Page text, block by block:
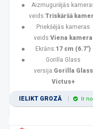
Aizmugurējās
veids:Trīskāršā
Priekšējās kameras
veids:Viena kamera
Ekrāns:17 cm (6.7")
Gorilla Glass
versija:Gorilla Glass
Victus+
IELIKT GROZĀ Ir